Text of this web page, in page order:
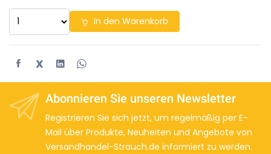
In den Warenkorb
X
Abonnieren Sie unseren Newsletter
Registrieren Sie sich jetzt, um regelmäßig per E-
Mail über Produkte, Neuheiten und Angebote von
Versandhandel-Strauch.de informiert zu werden.